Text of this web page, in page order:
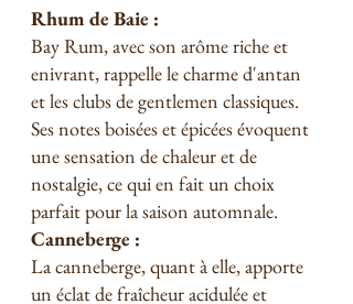
Rhum de Baie :
Bay Rum, avec son arôme riche et
enivrant, rappelle le charme d'antan
et les clubs de gentlemen classiques.
Ses notes boisées et épicées évoquent
une sensation de chaleur et de
nostalgie, ce qui en fait un choix
parfait pour la saison automnale.
Canneberge :
La canneberge, quant à elle, apporte
un éclat de fraîcheur acidulée et